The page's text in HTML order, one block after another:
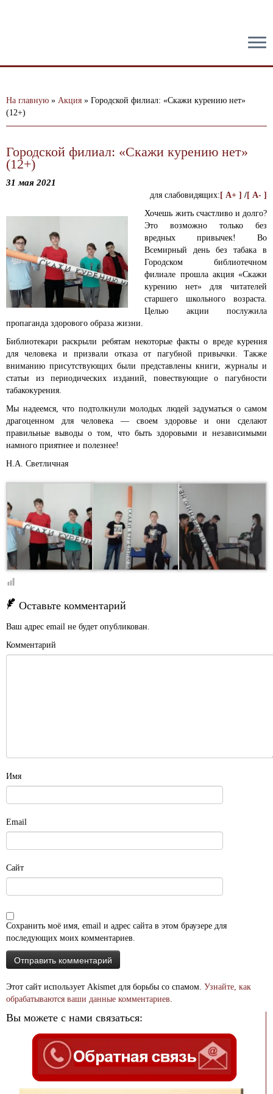
На главную » Акция » Городской филиал: «Скажи курению нет»
(12+)
Городской филиал: «Скажи курению нет»
(12+)
31 мая 2021
для слабовидящих: [ A+ ] /[ A- ]
Хочешь жить счастливо и долго?
Это возможно только без
вредных привычек! Во
Всемирный день без табака в
Городском библиотечном
филиале прошла акция «Скажи
курению нет» для читателей
старшего школьного возраста.
Целью акции послужила
пропаганда здорового образа жизни.
Библиотекари раскрыли ребятам некоторые факты о вреде курения
для человека и призвали отказа от пагубной привычки. Также
вниманию присутствующих были представлены книги, журналы и
статьи из периодических изданий, повествующие о пагубности
табакокурения.
Мы надеемся, что подтолкнули молодых людей задуматься о самом
драгоценном для человека — своем здоровье и они сделают
правильные выводы о том, что быть здоровыми и независимыми
намного приятнее и полезнее!
Н.А. Светличная
Оставьте комментарий
Ваш адрес email не будет опубликован.
Комментарий
Имя
Email
Сайт
Сохранить моё имя, email и адрес сайта в этом браузере для
последующих моих комментариев.
Этот сайт использует Akismet для борьбы со спамом. Узнайте, как
обрабатываются ваши данные комментариев.
Вы можете с нами связаться: